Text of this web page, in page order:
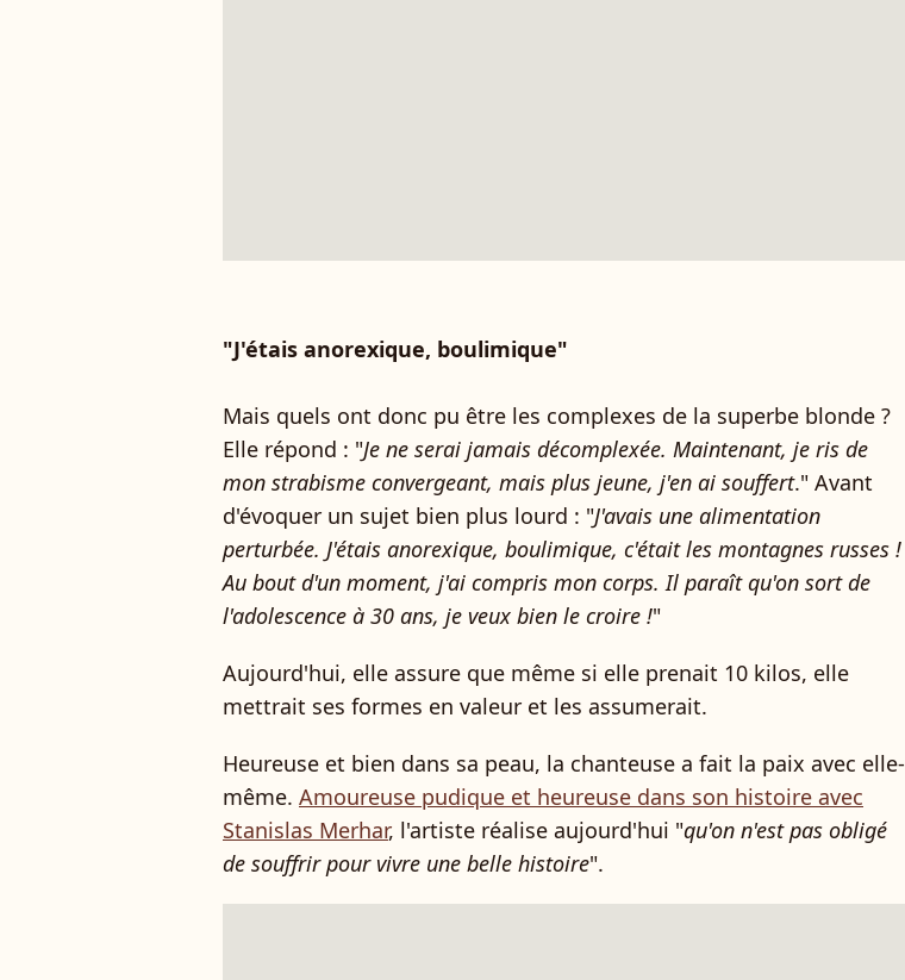
"J'étais anorexique, boulimique"
Mais quels ont donc pu être les complexes de la superbe blonde ?
Elle répond : "Je ne serai jamais décomplexée. Maintenant, je ris de
mon strabisme convergeant, mais plus jeune, j'en ai souffert." Avant
d'évoquer un sujet bien plus lourd : "J'avais une alimentation
perturbée. J'étais anorexique, boulimique, c'était les montagnes russes !
Au bout d'un moment, j'ai compris mon corps. Il paraît qu'on sort de
l'adolescence à 30 ans, je veux bien le croire !"
Aujourd'hui, elle assure que même si elle prenait 10 kilos, elle
mettrait ses formes en valeur et les assumerait.
Heureuse et bien dans sa peau, la chanteuse a fait la paix avec elle-
même. Amoureuse pudique et heureuse dans son histoire avec
Stanislas Merhar, l'artiste réalise aujourd'hui "qu'on n'est pas obligé
de souffrir pour vivre une belle histoire".